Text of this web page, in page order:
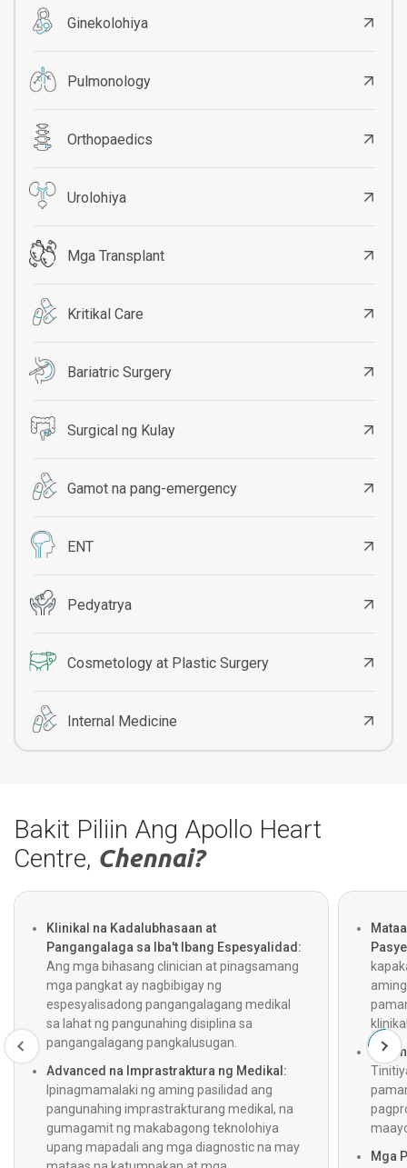
Ginekolohiya
Pulmonology
Orthopaedics
Urolohiya
Mga Transplant
Kritikal Care
Bariatric Surgery
Surgical ng Kulay
Gamot na pang-emergency
ENT
Pedyatrya
Cosmetology at Plastic Surgery
Internal Medicine
Bakit Piliin Ang Apollo Heart
Centre, Chennai?
Klinikal na Kadalubhasaan at
Pangangalaga sa Iba't Ibang Espesyalidad:
Ang mga bihasang clinician at pinagsamang
mga pangkat ay nagbibigay ng
espesyalisadong pangangalagang medikal
sa lahat ng pangunahing disiplina sa
pangangalagang pangkalusugan.
Advanced na Imprastraktura ng Medikal:
Ipinagmamalaki ng aming pasilidad ang
pangunahing imprastrakturang medikal, na
gumagamit ng makabagong teknolohiya
upang mapadali ang mga diagnostic na may
Mga